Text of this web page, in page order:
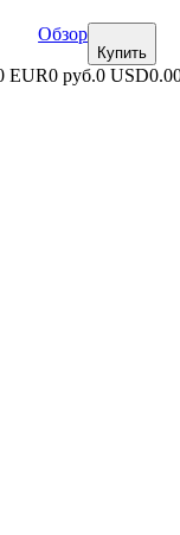
Обзор
Купить
EUR0 руб.0 USD